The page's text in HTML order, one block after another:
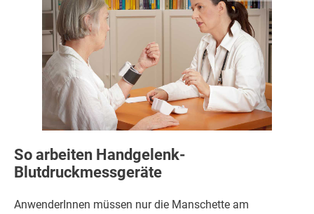
So arbeiten Handgelenk-
Blutdruckmessgeräte
AnwenderInnen müssen nur die Manschette am